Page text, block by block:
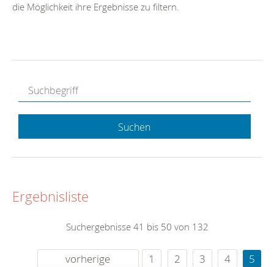
die Möglichkeit ihre Ergebnisse zu filtern.
Suchen
Ergebnisliste
Suchergebnisse 41 bis 50 von 132
vorherige 1 2 3 4
5